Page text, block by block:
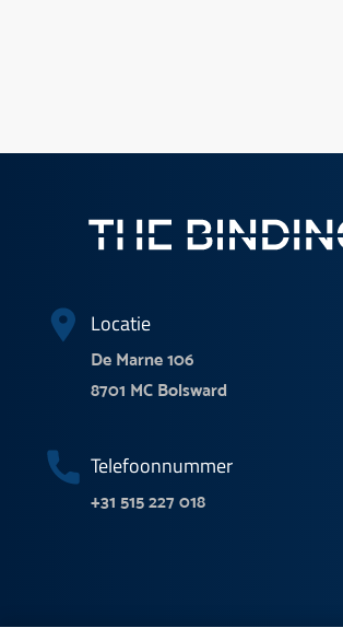
Locatie
De Marne 106
8701 MC Bolsward
Telefoonnummer
+31 515 227 018